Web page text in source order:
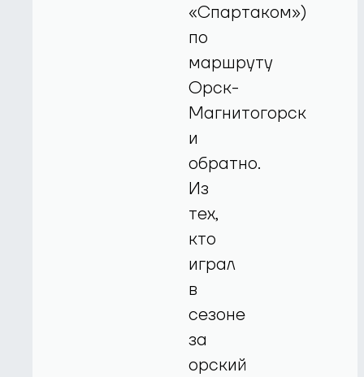
«Спартаком»)
по
маршруту
Орск-
Магнитогорск
и
обратно.
Из
тех,
кто
играл
в
сезоне
за
орский